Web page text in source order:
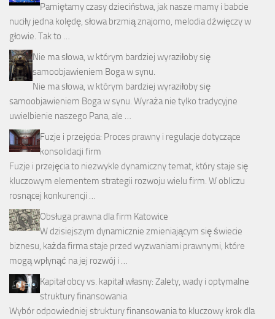
Pamiętamy czasy dzieciństwa, jak nasze mamy i babcie
nuciły jedna kolędę, słowa brzmią znajomo, melodia dźwięczy w
głowie. Tak to …
Nie ma słowa, w którym bardziej wyraziłoby się
samoobjawieniem Boga w synu.
Nie ma słowa, w którym bardziej wyraziłoby się
samoobjawieniem Boga w synu. Wyraża nie tylko tradycyjne
uwielbienie naszego Pana, ale …
Fuzje i przejęcia: Proces prawny i regulacje dotyczące
konsolidacji firm
Fuzje i przejęcia to niezwykle dynamiczny temat, który staje się
kluczowym elementem strategii rozwoju wielu firm. W obliczu
rosnącej konkurencji …
Obsługa prawna dla firm Katowice
W dzisiejszym dynamicznie zmieniającym się świecie
biznesu, każda firma staje przed wyzwaniami prawnymi, które
mogą wpłynąć na jej rozwój i …
Kapitał obcy vs. kapitał własny: Zalety, wady i optymalne
struktury finansowania
Wybór odpowiedniej struktury finansowania to kluczowy krok dla